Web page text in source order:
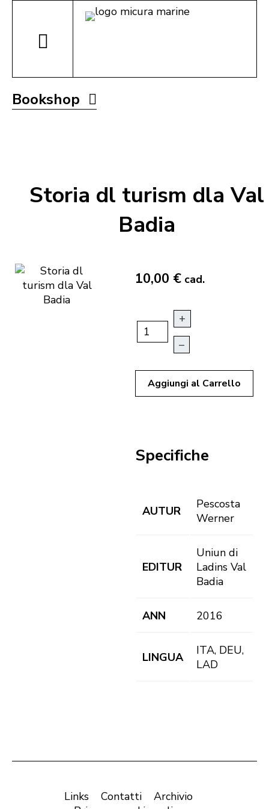
Bookshop
Storia dl turism dla Val
Badia
10,00 € cad.
+
–
Aggiungi al Carrello
Specifiche
AUTUR
Pescosta
Werner
EDITUR
Uniun di
Ladins Val
Badia
ANN 2016
LINGUA
ITA, DEU,
LAD
Links Contatti
Archivio